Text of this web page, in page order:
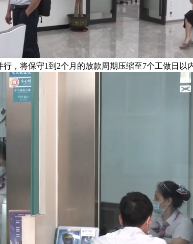
，将保守1到2个月的放款周期压缩至7个工做日以内